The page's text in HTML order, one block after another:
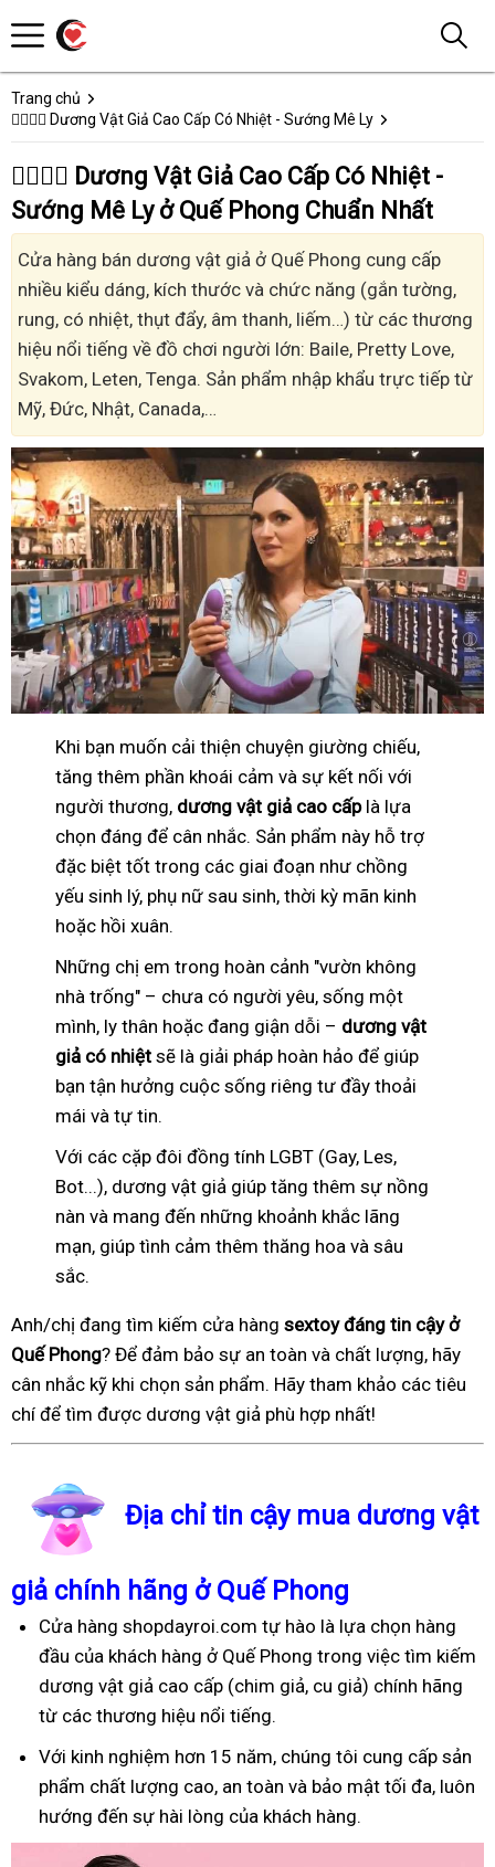
Trang chủ
👩‍❤️‍💋‍👨 Dương Vật Giả Cao Cấp Có Nhiệt - Sướng Mê Ly
👩‍❤️‍💋‍👨 Dương Vật Giả Cao Cấp Có Nhiệt -
Sướng Mê Ly ở Quế Phong Chuẩn Nhất
Cửa hàng bán dương vật giả ở Quế Phong cung cấp
nhiều kiểu dáng, kích thước và chức năng (gắn tường,
rung, có nhiệt, thụt đẩy, âm thanh, liếm…) từ các thương
hiệu nổi tiếng về đồ chơi người lớn: Baile, Pretty Love,
Svakom, Leten, Tenga. Sản phẩm nhập khẩu trực tiếp từ
Mỹ, Đức, Nhật, Canada,…
Khi bạn muốn cải thiện chuyện giường chiếu,
tăng thêm phần khoái cảm và sự kết nối với
người thương, dương vật giả cao cấplà lựa
chọn đáng để cân nhắc. Sản phẩm này hỗ trợ
đặc biệt tốt trong các giai đoạn như chồng
yếu sinh lý, phụ nữ sau sinh, thời kỳ mãn kinh
hoặc hồi xuân.
Những chị em trong hoàn cảnh "vườn không
nhà trống" – chưa có người yêu, sống một
mình, ly thân hoặc đang giận dỗi – dương vật
giả có nhiệt sẽ là giải pháp hoàn hảo để giúp
bạn tận hưởng cuộc sống riêng tư đầy thoải
mái và tự tin.
Với các cặp đôi đồng tính LGBT (Gay, Les,
Bot...), dương vật giả giúp tăng thêm sự nồng
nàn và mang đến những khoảnh khắc lãng
mạn, giúp tình cảm thêm thăng hoa và sâu
sắc.
Anh/chị đang tìm kiếm cửa hàng sextoy đáng tin cậy ở
Quế Phong? Để đảm bảo sự an toàn và chất lượng, hãy
cân nhắc kỹ khi chọn sản phẩm. Hãy tham khảo các tiêu
chí để tìm được dương vật giả phù hợp nhất!
Địa chỉ tin cậy mua dương vật
giả chính hãng ở Quế Phong
Cửa hàng shopdayroi.com tự hào là lựa chọn hàng
đầu của khách hàng ở Quế Phong trong việc tìm kiếm
dương vật giả cao cấp (chim giả, cu giả) chính hãng
từ các thương hiệu nổi tiếng.
Với kinh nghiệm hơn 15 năm, chúng tôi cung cấp sản
phẩm chất lượng cao, an toàn và bảo mật tối đa, luôn
hướng đến sự hài lòng của khách hàng.